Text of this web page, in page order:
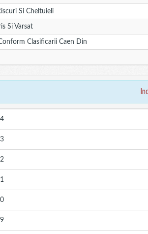
Si Cheltuieli
Si Varsat
Clasificarii Caen Din